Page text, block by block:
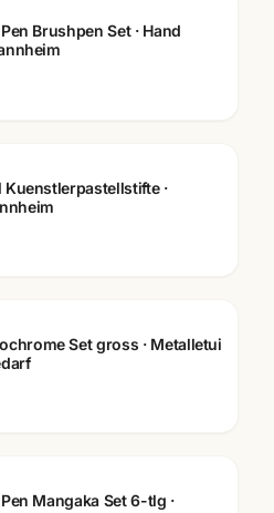
Brushpen Set · Hand
·
Set gross · Metalletui
Mangaka Set 6-tlg ·